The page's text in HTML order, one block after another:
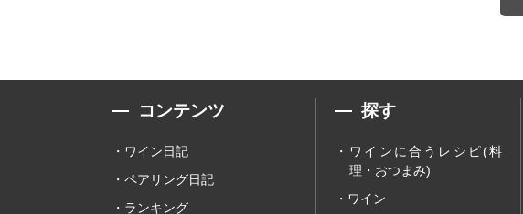
コンテンツ
ワイン日記
ペアリング日記
ランキング
探す
ワインに合うレシピ(料
理・おつまみ)
ワイン